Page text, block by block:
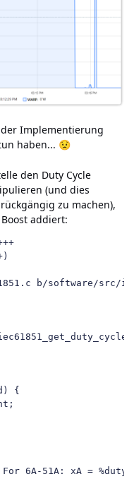
Implementierung
haben... 😟
den Duty Cycle
(und dies
zu machen),
addiert:
. c b /software /src /
)
{
;
6A-51A: xA =